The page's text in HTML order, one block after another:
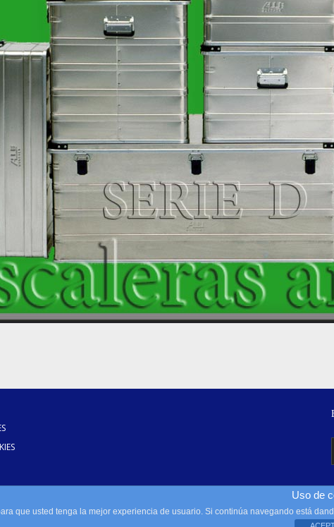
Reservado todos los derechos.
Uso de
que usted tenga la mejor experiencia de usuario. Si continúa navegando está